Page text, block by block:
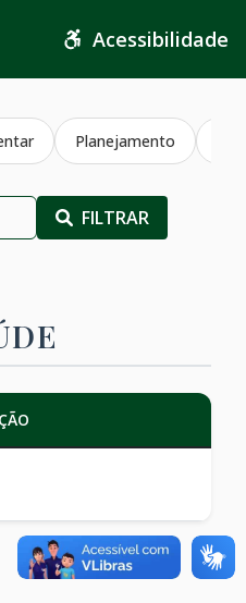
Acessibilidade
Planejamento
FILTRAR